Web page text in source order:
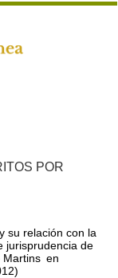
POR
su relación con la
jurisprudencia de
Martins en